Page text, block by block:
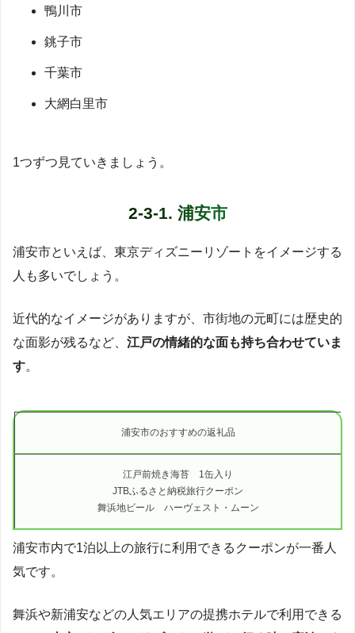
鴨川市
銚子市
千葉市
大網白里市
1つずつ見ていきましょう。
2-3-1. 浦安市
浦安市といえば、東京ディズニーリゾートをイメージする
人も多いでしょう。
近代的なイメージがありますが、市街地の元町には歴史的
な面影が残るなど、 江戸の情緒的な面も持ち合わせていま
す。
浦安市のおすすめの返礼品
江戸前焼き海苔 1缶入り
JTBふるさと納税旅行クーポン
舞浜地ビール ハーヴェスト・ムーン
浦安市内で1泊以上の旅行に利用できるクーポンが一番人
気です。
舞浜や新浦安などの人気エリアの提携ホテルで利用できる